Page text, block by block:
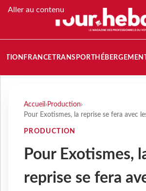
Aller au contenu
FRANCETRANSPORT
Accueil › Production›
Pour Exotismes, la reprise se fera avec
PRODUCTION
Pour Exotismes,
reprise se fera